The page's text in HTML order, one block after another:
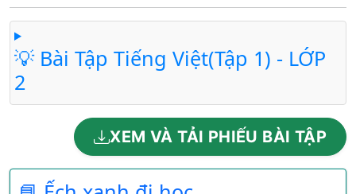
💡 Bài Tập Tiếng Việt(Tập 1) - LỚP
2
XEM VÀ TẢI PHIẾU BÀI TẬP